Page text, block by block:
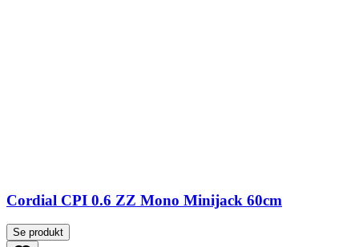
Cordial CPI 0.6 ZZ Mono Minijack 60cm
Se produkt